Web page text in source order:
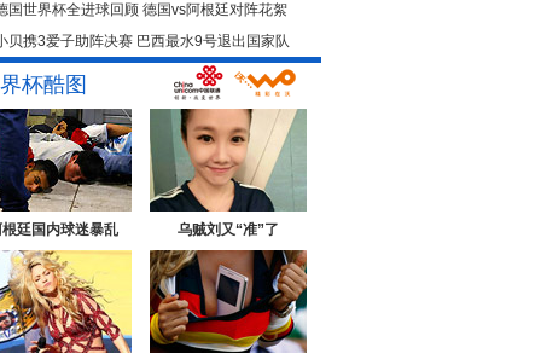
国世界杯全进球回顾 德国vs阿根廷对阵花絮
贝携3爱子助阵决赛 巴西最水9号退出国家队
杯酷图
廷国内球迷暴乱 乌贼刘又“准”了